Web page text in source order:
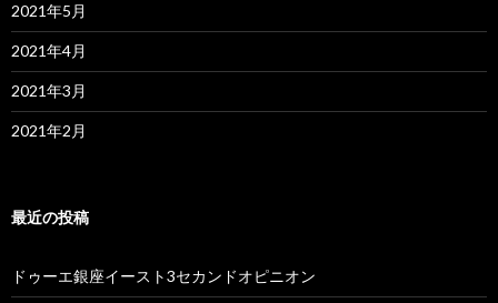
2021年5月
2021年4月
2021年3月
2021年2月
最近の投稿
ドゥーエ銀座イースト3セカンドオピニオン